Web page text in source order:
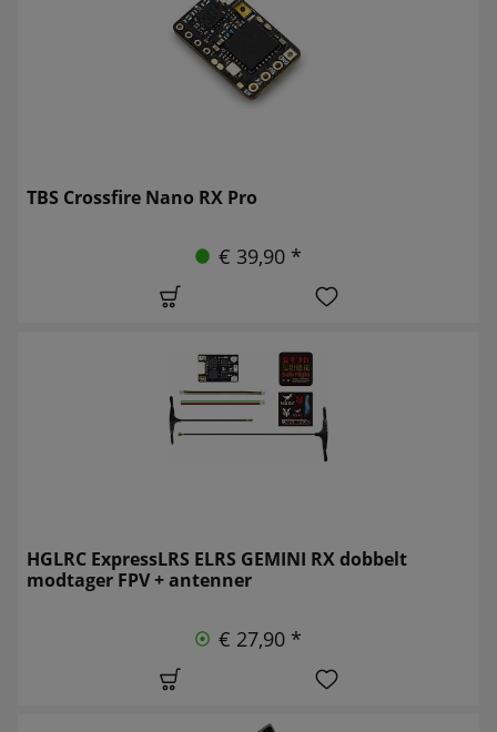
TBS Crossfire Nano RX Pro
€ 39,90 *
HGLRC ExpressLRS ELRS GEMINI RX dobbelt
modtager FPV + antenner
€ 27,90 *